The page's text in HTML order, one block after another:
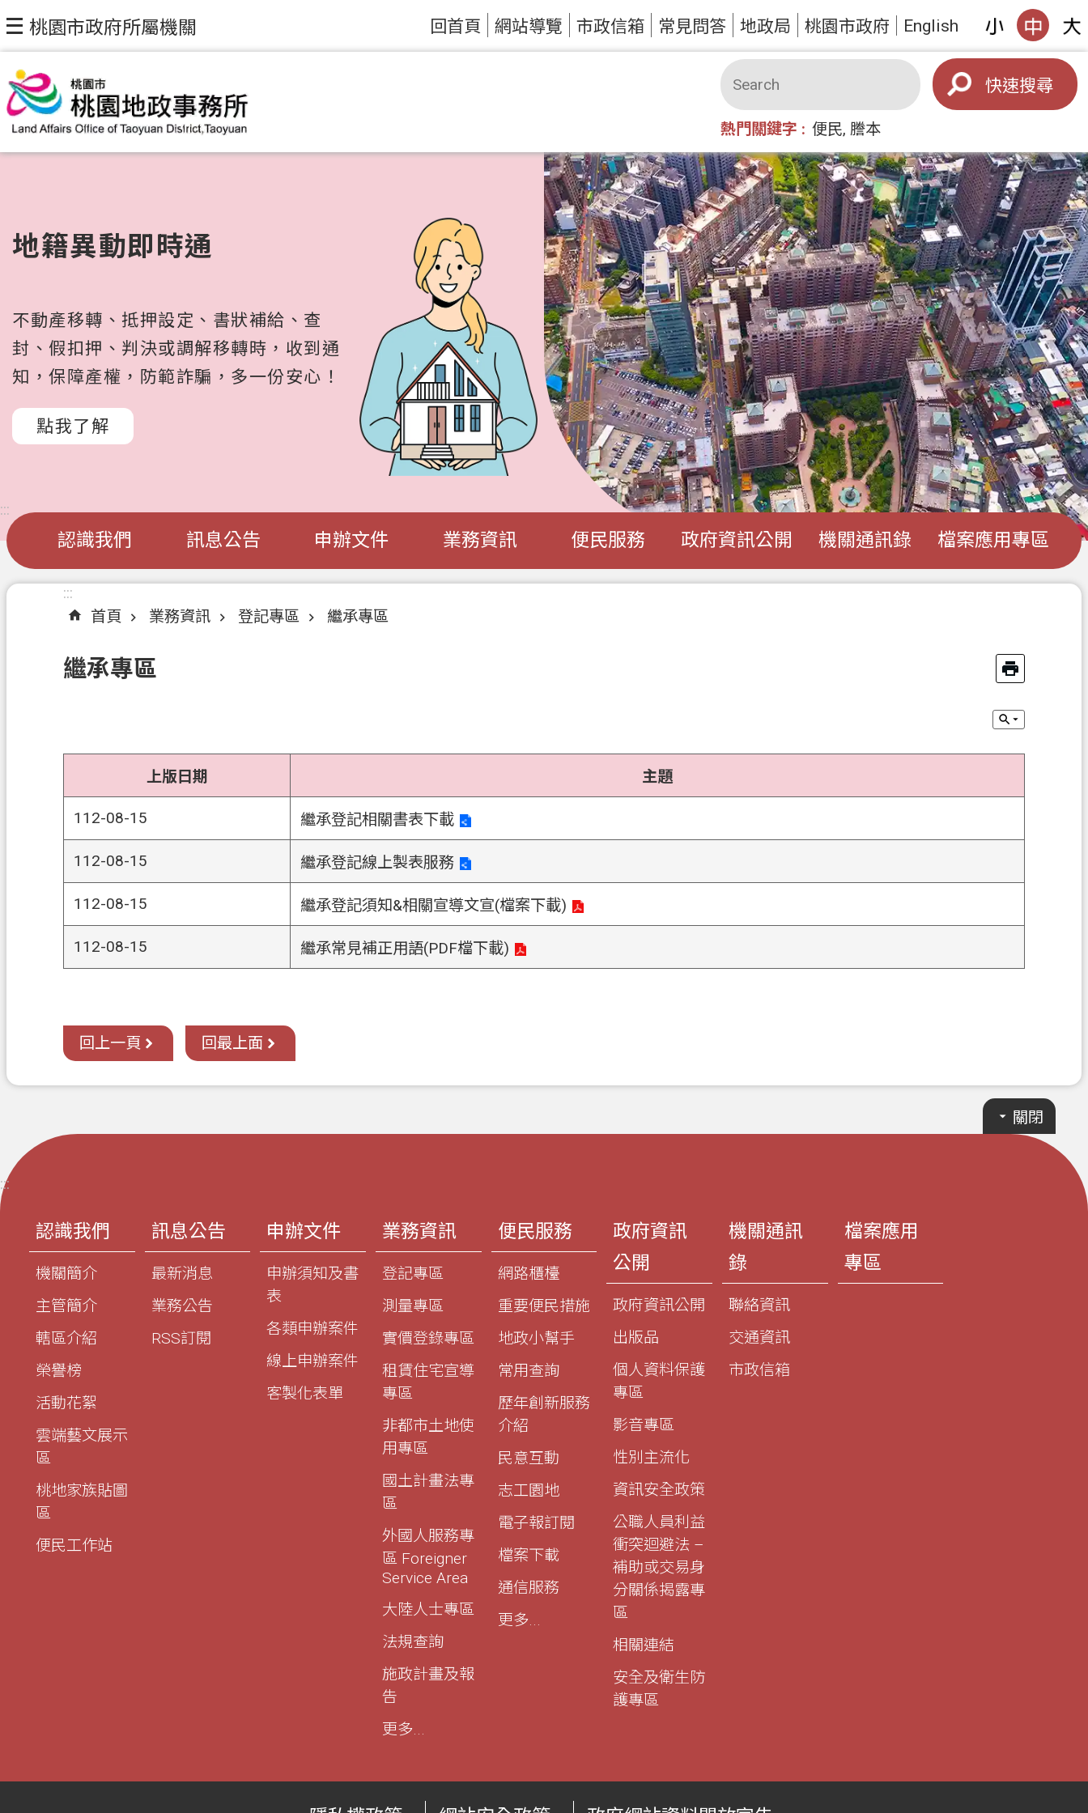
桃園市政府所屬機關 回首頁 網站導覽 市政信箱 常見問答 地政局 桃園市政府 English
搜尋
熱門關鍵字 便民 謄本
地籍異動即時通
不動產移轉、抵押設定、書狀補給、查
封、假扣押、判決或調解移轉時，收到通
知，保障產權，防範詐騙，多一份安心！
點我了解
:::
認識我們 訊息公告 申辦文件 業務資訊 便民服務 政府資訊公開 機關通訊錄 檔案應用專區
:::
首頁
業務資訊 登記專區 繼承專區
繼承專區
上版日期 主題
112-08-15 繼承登記相關書表下載
112-08-15 繼承登記線上製表服務
112-08-15 繼承登記須知&相關宣導文宣(檔案下載)
112-08-15 繼承常見補正用語(PDF檔下載)
回上一頁 回最上面
關閉
:::
認識我們
機關簡介
主管簡介
轄區介紹
榮譽榜
活動花絮
雲端藝文展示
區
桃地家族貼圖
區
便民工作站
訊息公告
最新消息
業務公告
RSS訂閱
申辦文件
申辦須知及書
表
各類申辦案件
線上申辦案件
客製化表單
業務資訊
登記專區
測量專區
實價登錄專區
租賃住宅宣導
專區
非都市土地使
用專區
國土計畫法專
區
外國人服務專
區 Foreigner
Service Area
大陸人士專區
法規查詢
施政計畫及報
告
更多...
便民服務
網路櫃檯
重要便民措施
地政小幫手
常用查詢
歷年創新服務
介紹
民意互動
志工園地
電子報訂閱
檔案下載
通信服務
更多...
政府資訊
公開
政府資訊公開
出版品
個人資料保護
專區
影音專區
性別主流化
資訊安全政策
公職人員利益
衝突迴避法 –
補助或交易身
分關係揭露專
區
相關連結
安全及衛生防
護專區
機關通訊
錄
聯絡資訊
交通資訊
市政信箱
檔案應用
專區